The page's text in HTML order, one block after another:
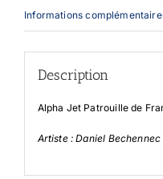
Informations
Description
Alpha Jet Patrouille de
Artiste : Daniel Bechennec